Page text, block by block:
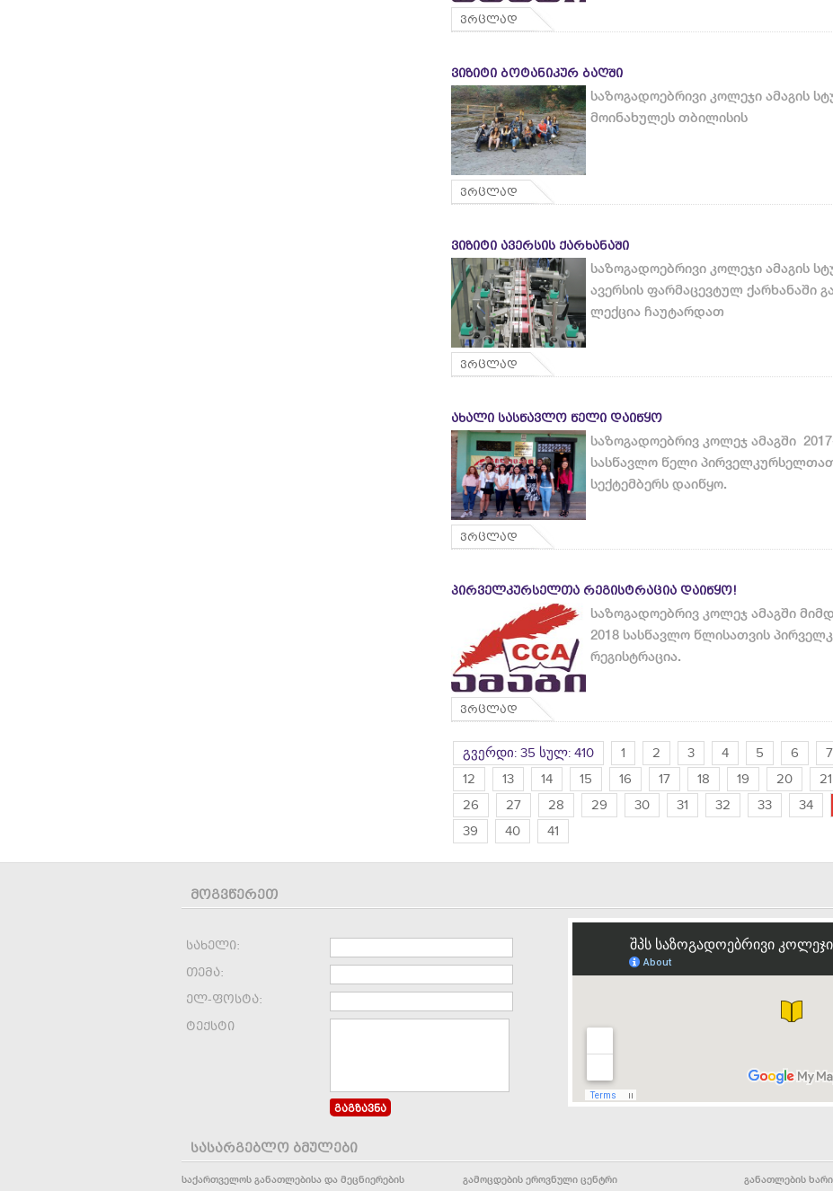
ვრცლად
ᲕᲘᲖᲘᲢᲘ ᲑᲝᲢᲐᲜᲘᲙᲣᲠ ᲑᲐᲦᲨᲘ
საზოგადოებრივი კოლეჯი ამაგის
მოინახულეს თბილისის
ვრცლად
ᲕᲘᲖᲘᲢᲘ ᲐᲕᲔᲠᲡᲘᲡ ᲥᲐᲠᲮᲐᲜᲐᲨᲘ
საზოგადოებრივი კოლეჯი ამაგის
ავერსის ფარმაცევტულ ქარხანაში
ლექცია ჩაუტარდათ
ვრცლად
ᲐᲮᲐᲚᲘ ᲡᲐᲡᲬᲐᲕᲚᲝ ᲬᲔᲚᲘ ᲓᲐᲘᲬᲧᲝ
საზოგადოებრივ კოლეჯ ამაგში
სასწავლო წელი
სექტემბერს დაიწყო.
ვრცლად
ᲞᲘᲠᲕᲔᲚᲙᲣᲠᲡᲔᲚᲗᲐ ᲠᲔᲒᲘᲡᲢᲠᲐᲪᲘᲐ ᲓᲐᲘᲬᲧᲝ!
საზოგადოებრივ კოლეჯ ამაგში
2018 სასწავლო წლისათვის
რეგისტრაცია.
ვრცლად
გვერდი: 35 სულ: 410 1 2 3 4 5 6 7
12
13 14 15 16 17 18 19 20 21
26
27 28 29 30 31 32 33 34
39
40 41
მოგვწერეთ
სახელი:
თემა:
ელ-ფოსტა:
ტექსტი
სასარგებლო ბმულები
საქართველოს განათლებისა და მეცნიერების
გამოცდების ეროვნული ცენტრი
განათლების